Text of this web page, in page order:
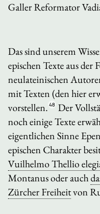
Galler Reformator
Das sind unserem
epischen Texte aus der
neulateinischen
mit Texten (den hier
vorstellen. 48 Der
noch einige Texte
eigentlichen Sinne
epischen Charakter
Vuilhelmo Thellio
Montanus oder auch
Zürcher Freiheitvon